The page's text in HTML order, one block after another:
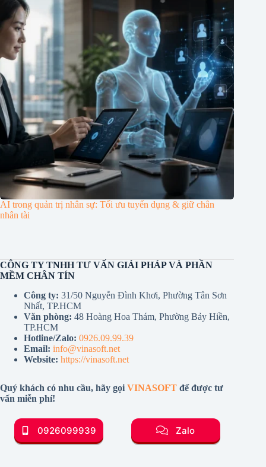
AI trong quản trị nhân sự: Tối ưu tuyển dụng & giữ chân
nhân tài
CÔNG TY TNHH TƯ VẤN GIẢI PHÁP VÀ PHẦN
MỀM CHÂN TÍN
Công ty: 31/50 Nguyễn Đình Khơi, Phường Tân Sơn
Nhất, TP.HCM
Văn phòng: 48 Hoàng Hoa Thám, Phường Bảy Hiền,
TP.HCM
Hotline/Zalo: 0926.09.99.39
Email: info@vinasoft.net
Website: https://vinasoft.net
Quý khách có nhu cầu, hãy gọi VINASOFT để được tư
vấn miễn phí!
0926099939 Zalo